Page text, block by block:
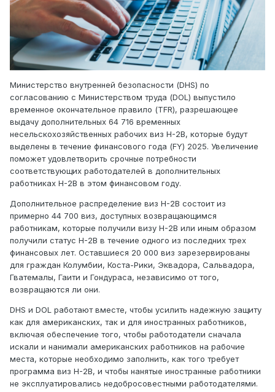
Министерство внутренней безопасности (DHS) по
согласованию с Министерством труда (DOL) выпустило
временное окончательное правило (TFR), разрешающее
выдачу дополнительных 64 716 временных
несельскохозяйственных рабочих виз H-2B, которые будут
выделены в течение финансового года (FY) 2025. Увеличение
поможет удовлетворить срочные потребности
соответствующих работодателей в дополнительных
работниках H-2B в этом финансовом году.
Дополнительное распределение виз H-2B состоит из
примерно 44 700 виз, доступных возвращающимся
работникам, которые получили визу H-2B или иным образом
получили статус H-2B в течение одного из последних трех
финансовых лет. Оставшиеся 20 000 виз зарезервированы
для граждан Колумбии, Коста-Рики, Эквадора, Сальвадора,
Гватемалы, Гаити и Гондураса, независимо от того,
возвращаются ли они.
DHS и DOL работают вместе, чтобы усилить надежную защиту
как для американских, так и для иностранных работников,
включая обеспечение того, чтобы работодатели сначала
искали и нанимали американских работников на рабочие
места, которые необходимо заполнить, как того требует
программа виз H-2B, и чтобы нанятые иностранные работники
не эксплуатировались недобросовестными работодателями.